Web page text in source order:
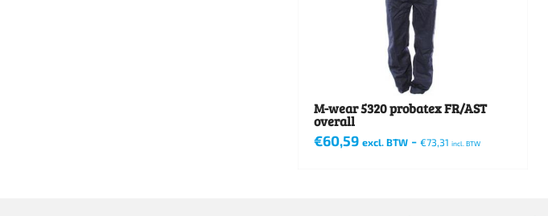
M-wear 5320 probatex FR/AST
overall
€60,59 excl. BTW- €73,31 incl. BTW